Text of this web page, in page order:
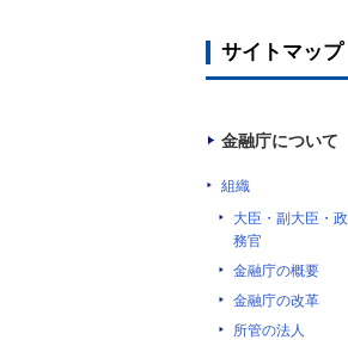
サイトマップ
金融庁について
組織
大臣・副大臣・政
務官
金融庁の概要
金融庁の改革
所管の法人